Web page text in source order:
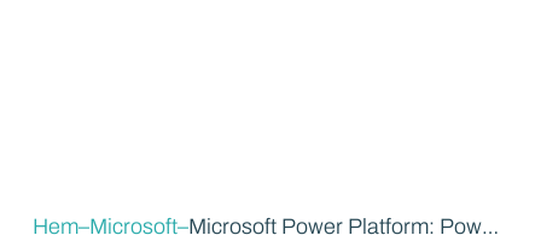
Hem–Microsoft– Microsoft Power Platform: Power Pages